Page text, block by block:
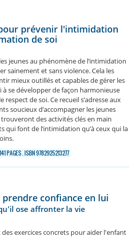
prévenir l'intimidation
de soi
jeunes au phénomène de l’intimidation
sainement et sans violence. Cela les
mieux outillés et capables de gérer les
se développer de façon harmonieuse
respect de soi. Ce recueil s’adresse aux
soucieux d’accompagner les jeunes
des activités clés en main
qui font de l’intimidation qu’à ceux qui la
PAGES . ISBN 9782925213277
confiance en lui
ose affronter la vie
des exercices concrets pour aider l'enfant